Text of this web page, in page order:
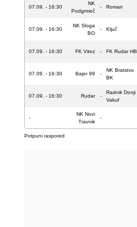
07.09. - 16:30
NK
Podgrmeč
- Romari
07.09. - 16:30
NK Sloga
BO
- Ključ
07.09. - 16:30 FK Vitez - FK Rudar HB
07.09. - 16:30 Bajer 99 -
NK Bratstvo
BK
07.09. - 16:30 Rudar -
Radnik Donji
Vakuf
-
NK Novi
Travnik
-
Potpuni raspored